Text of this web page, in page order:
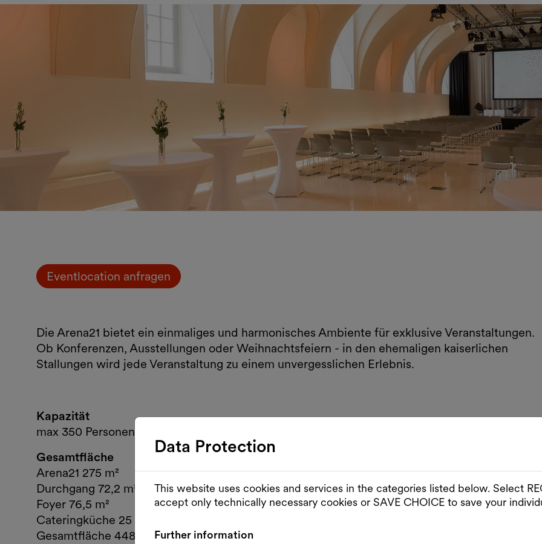
Eventlocation anfragen
Die Arena21 bietet ein einmaliges und harmonisches Ambiente für exklusive Veranstaltungen.
Ob Konferenzen, Ausstellungen oder Weihnachtsfeiern - in den ehemaligen kaiserlichen
Stallungen wird jede Veranstaltung zu einem unvergesslichen Erlebnis.
Kapazität
max 350 Personen
Gesamtfläche
Arena21 275 m²
Durchgang 72,2 m²
Foyer 76,5 m²
Cateringküche 25 m²
Gesamtfläche 448,7 m²
Data Protection
This website uses cookies and services in the categories listed below. Select
accept only technically necessary cookies or SAVE CHOICE to save your
Further information